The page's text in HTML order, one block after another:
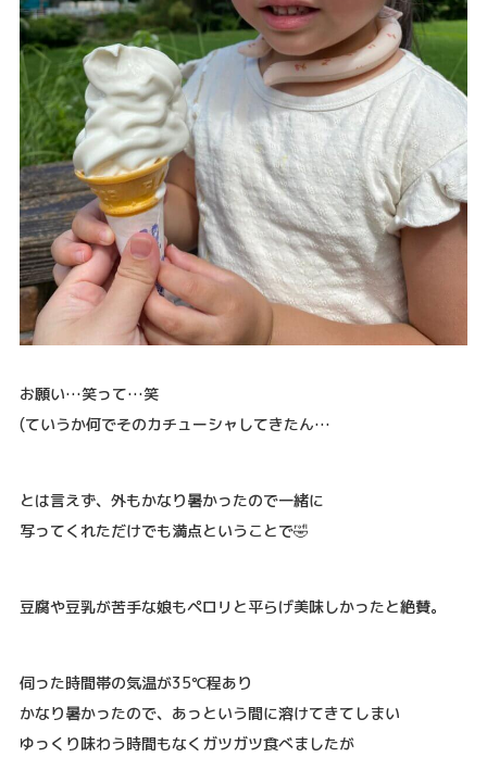
お願い…笑って…笑
(ていうか何でそのカチューシャしてきたん…
とは言えず、外もかなり暑かったので一緒に
写ってくれただけでも満点ということで🤣
豆腐や豆乳が苦手な娘もペロリと平らげ美味しかったと絶賛。
伺った時間帯の気温が35℃程あり
かなり暑かったので、あっという間に溶けてきてしまい
ゆっくり味わう時間もなくガツガツ食べましたが